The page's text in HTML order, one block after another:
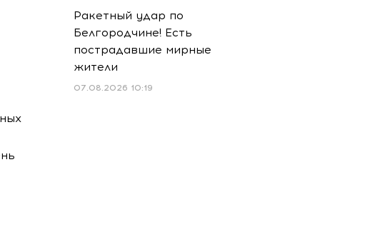
Ракетный удар по
Белгородчине! Есть
пострадавшие мирные
жители
07.08.2026 10:19